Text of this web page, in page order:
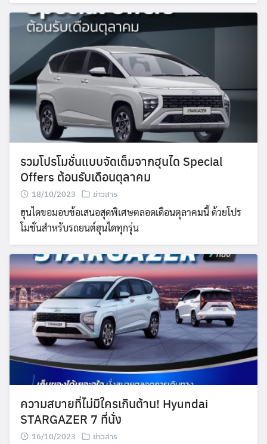
รวมโปรโมชั่นแบบจัดเต็มจากฮุนได Special
Offers ต้อนรับเดือนตุลาคม
18/10/2023 ข่าวสาร
ฮุนไดขอมอบข้อเสนอสุดพิเศษตลอดเดือนตุลาคมนี้ ด้วยโปร
โมชั่นสำหรับรถยนต์ฮุนไดทุกรุ่น
ความสบายที่ไม่มีใครเกินต้าน! Hyundai
STARGAZER 7 ที่นั่ง
16/10/2023 ข่าวสาร